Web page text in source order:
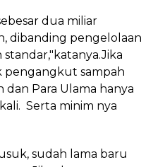
dua miliar
dibanding pengelolaan
sampah
dan Para Ulama hanya
Serta minim nya
sudah lama baru